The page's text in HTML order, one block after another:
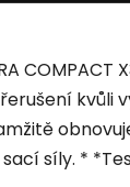
COMPACT
kvůli
síly. *